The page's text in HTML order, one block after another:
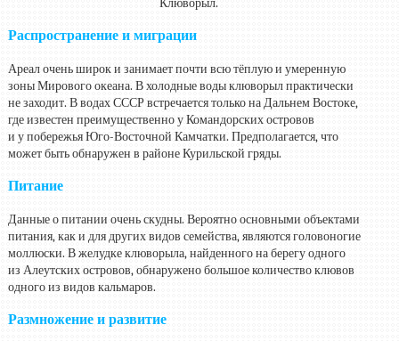
Клюворыл.
Распространение и миграции
Ареал очень широк и занимает почти всю тёплую и умеренную
зоны Мирового океана. В холодные воды клюворыл практически
не заходит. В водах СССР встречается только на Дальнем Востоке,
где известен преимущественно у Командорских островов
и у побережья Юго-Восточной Камчатки. Предполагается, что
может быть обнаружен в районе Курильской гряды.
Питание
Данные о питании очень скудны. Вероятно основными объектами
питания, как и для других видов семейства, являются головоногие
моллюски. В желудке клюворыла, найденного на берегу одного
из Алеутских островов, обнаружено большое количество клювов
одного из видов кальмаров.
Размножение и развитие